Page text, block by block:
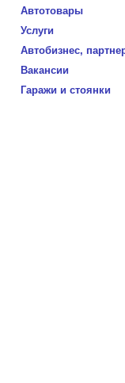
Автотовары
Услуги
Автобизнес,
Вакансии
Гаражи и стоянки